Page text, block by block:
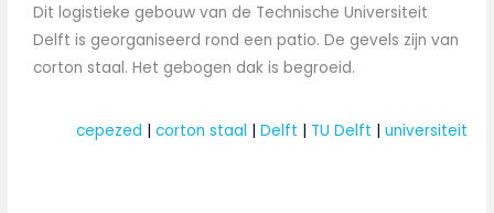
Dit logistieke gebouw van de Technische Universiteit
Delft is georganiseerd rond een patio. De gevels zijn van
corton staal. Het gebogen dak is begroeid.
cepezed | corton staal | Delft | TU Delft | universiteit